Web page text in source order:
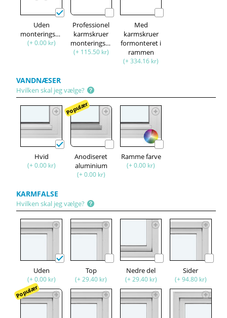
Uden
monteringssæt
(+ 0.00 kr)
Professionel
karmskruer
monteringssæt
(+ 115.50 kr)
Med
karmskruer
formonteret i
rammen
(+ 334.16 kr)
VANDNÆSER
Hvilken skal jeg vælge?
Hvid
(+ 0.00 kr)
Populær
Anodiseret
aluminium
(+ 0.00 kr)
Ramme farve
(+ 0.00 kr)
KARMFALSE
Hvilken skal jeg vælge?
Uden
(+ 0.00 kr)
Top
(+ 29.40 kr)
Nedre del
(+ 29.40 kr)
Sider
(+ 94.80 kr)
Populær